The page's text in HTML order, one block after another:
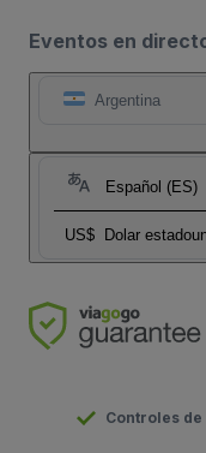
Eventos en
Argentina
Español (ES)
US$ Dolar
Controles